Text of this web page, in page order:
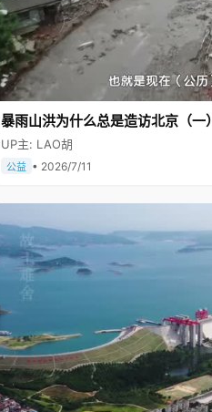
暴雨山洪为什么总是造访北京（一）
UP主: LAO胡
公益 • 2026/7/11